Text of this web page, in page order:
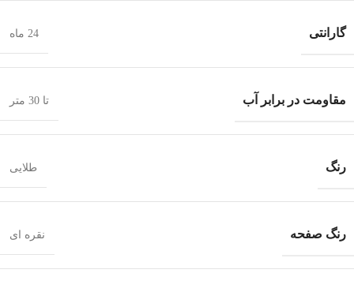
گارانتی 24 ماه
مقاومت در برابر آب تا 30 متر
رنگ طلایی
رنگ صفحه نقره ای